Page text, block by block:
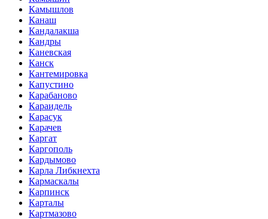
Камышлов
Канаш
Кандалакша
Кандры
Каневская
Канск
Кантемировка
Капустино
Карабаново
Караидель
Карасук
Карачев
Каргат
Каргополь
Кардымово
Карла Либкнехта
Кармаскалы
Карпинск
Карталы
Картмазово